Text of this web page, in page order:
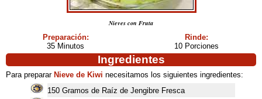
Nieves con Fruta
Preparación:
35 Minutos
Rinde:
10 Porciones
Ingredientes
Para preparar Nieve de Kiwi necesitamos los siguientes ingredientes:
150 Gramos de Raíz de Jengibre Fresca